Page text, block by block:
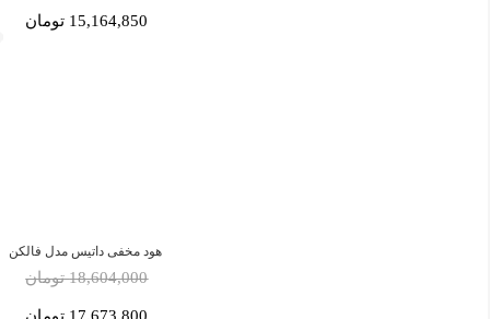
15,164,850 تومان
هود مخفی داتیس مدل فالکن
18,604,000 تومان